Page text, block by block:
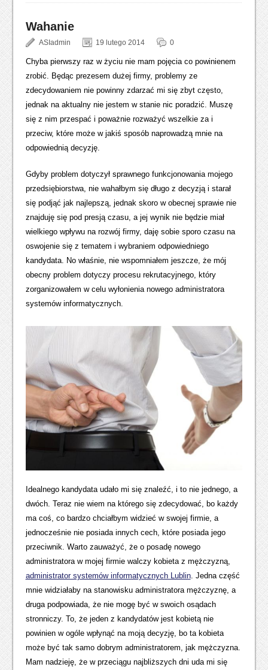
Wahanie
ASIadmin 19 lutego 2014 0
Chyba pierwszy raz w życiu nie mam pojęcia co powinienem
zrobić. Będąc prezesem dużej firmy, problemy ze
zdecydowaniem nie powinny zdarzać mi się zbyt często,
jednak na aktualny nie jestem w stanie nic poradzić. Muszę
się z nim przespać i poważnie rozważyć wszelkie za i
przeciw, które może w jakiś sposób naprowadzą mnie na
odpowiednią decyzję.
Gdyby problem dotyczył sprawnego funkcjonowania mojego
przedsiębiorstwa, nie wahałbym się długo z decyzją i starał
się podjąć jak najlepszą, jednak skoro w obecnej sprawie nie
znajduję się pod presją czasu, a jej wynik nie będzie miał
wielkiego wpływu na rozwój firmy, daję sobie sporo czasu na
oswojenie się z tematem i wybraniem odpowiedniego
kandydata. No właśnie, nie wspomniałem jeszcze, że mój
obecny problem dotyczy procesu rekrutacyjnego, który
zorganizowałem w celu wyłonienia nowego administratora
systemów informatycznych.
Idealnego kandydata udało mi się znaleźć, i to nie jednego, a
dwóch. Teraz nie wiem na którego się zdecydować, bo każdy
ma coś, co bardzo chciałbym widzieć w swojej firmie, a
jednocześnie nie posiada innych cech, które posiada jego
przeciwnik. Warto zauważyć, że o posadę nowego
administratora w mojej firmie walczy kobieta z mężczyzną,
administrator systemów informatycznych Lublin. Jedna część
mnie widziałaby na stanowisku administratora mężczyznę, a
druga podpowiada, że nie mogę być w swoich osądach
stronniczy. To, że jeden z kandydatów jest kobietą nie
powinien w ogóle wpłynąć na moją decyzję, bo ta kobieta
może być tak samo dobrym administratorem, jak mężczyzna.
Mam nadzieję, że w przeciągu najbliższych dni uda mi się